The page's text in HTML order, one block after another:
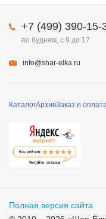
КаталогАрхивЗаказ и оплата
+7 (499) 390-15-
по будням, с 9 до 17
info@shar-elka.ru
Полная версия сайта